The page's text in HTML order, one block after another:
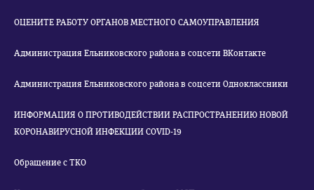
ОЦЕНИТЕ РАБОТУ ОРГАНОВ МЕСТНОГО САМОУПРАВЛЕНИЯ
Администрация Ельниковского района в соцсети ВКонтакте
Администрация Ельниковского района в соцсети Одноклассники
ИНФОРМАЦИЯ О ПРОТИВОДЕЙСТВИИ РАСПРОСТРАНЕНИЮ НОВОЙ
КОРОНАВИРУСНОЙ ИНФЕКЦИИ COVID-19
Обращение с ТКО